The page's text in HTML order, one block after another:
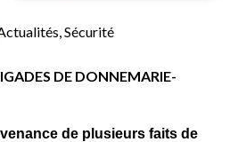
,Sécurité
DE DONNEMARIE-
de plusieurs faits de